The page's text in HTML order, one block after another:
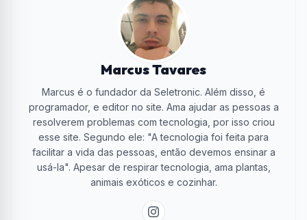
Marcus Tavares
Marcus é o fundador da Seletronic. Além disso, é
programador, e editor no site. Ama ajudar as pessoas a
resolverem problemas com tecnologia, por isso criou
esse site. Segundo ele: "A tecnologia foi feita para
facilitar a vida das pessoas, então devemos ensinar a
usá-la". Apesar de respirar tecnologia, ama plantas,
animais exóticos e cozinhar.